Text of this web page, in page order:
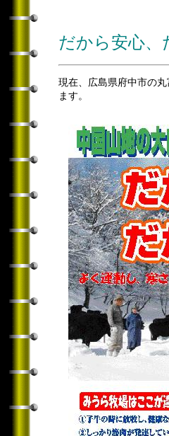
だから安心、
現在、広島県府中市の
ます。